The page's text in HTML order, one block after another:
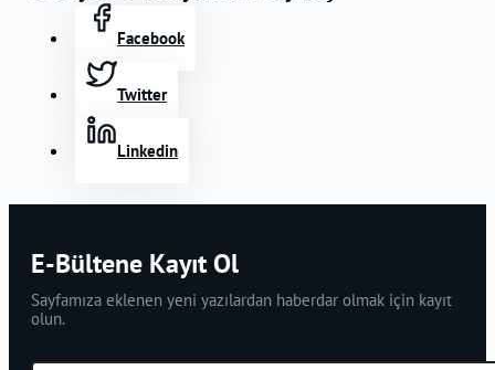
Facebook
Twitter
Linkedin
E-Bültene Kayıt Ol
Sayfamıza eklenen yeni yazılardan haberdar olmak için kayıt
olun.